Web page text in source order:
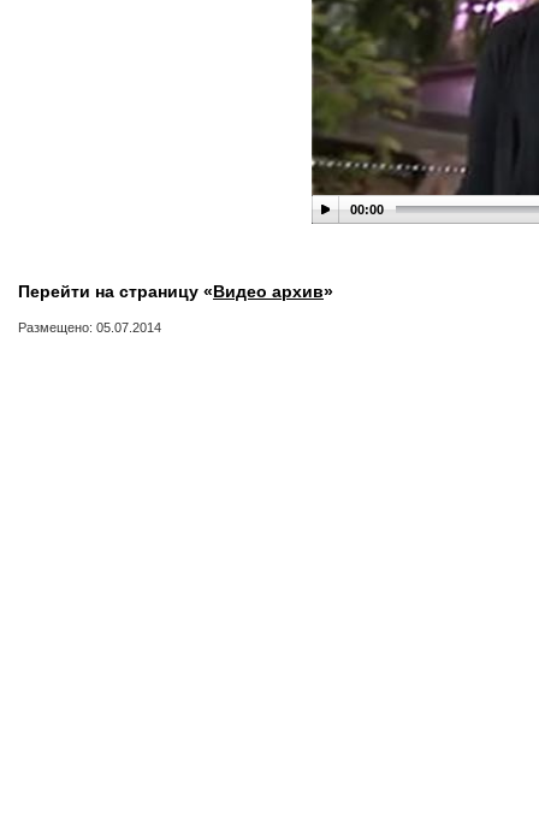
00:00
Перейти на страницу «Видео архив»
Размещено: 05.07.2014